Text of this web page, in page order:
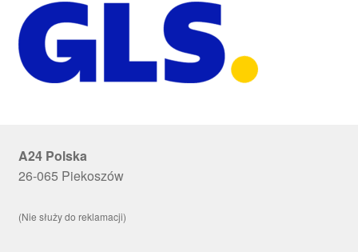
A24 Polska
26-065 Piekoszów
(Nie służy do reklamacji)